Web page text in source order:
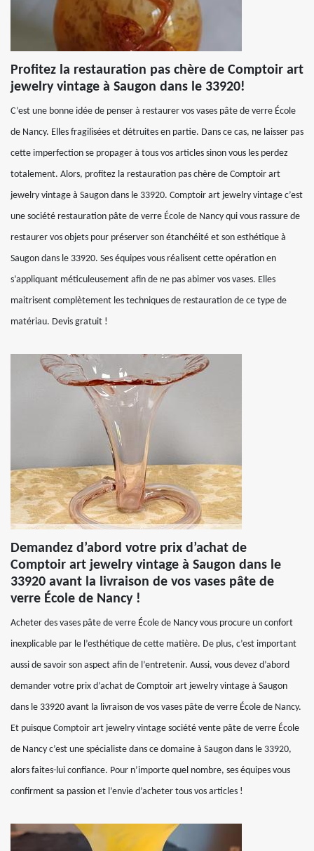
Profitez la restauration pas chère de Comptoir art
jewelry vintage à Saugon dans le 33920!
C’est une bonne idée de penser à restaurer vos vases pâte de verre École
de Nancy. Elles fragilisées et détruites en partie. Dans ce cas, ne laisser pas
cette imperfection se propager à tous vos articles sinon vous les perdez
totalement. Alors, profitez la restauration pas chère de Comptoir art
jewelry vintage à Saugon dans le 33920. Comptoir art jewelry vintage c’est
une société restauration pâte de verre École de Nancy qui vous rassure de
restaurer vos objets pour préserver son étanchéité et son esthétique à
Saugon dans le 33920. Ses équipes vous réalisent cette opération en
s’appliquant méticuleusement afin de ne pas abimer vos vases. Elles
maitrisent complètement les techniques de restauration de ce type de
matériau. Devis gratuit !
Demandez d’abord votre prix d’achat de
Comptoir art jewelry vintage à Saugon dans le
33920 avant la livraison de vos vases pâte de
verre École de Nancy !
Acheter des vases pâte de verre École de Nancy vous procure un confort
inexplicable par le l’esthétique de cette matière. De plus, c’est important
aussi de savoir son aspect afin de l’entretenir. Aussi, vous devez d’abord
demander votre prix d’achat de Comptoir art jewelry vintage à Saugon
dans le 33920 avant la livraison de vos vases pâte de verre École de Nancy.
Et puisque Comptoir art jewelry vintage société vente pâte de verre École
de Nancy c’est une spécialiste dans ce domaine à Saugon dans le 33920,
alors faites-lui confiance. Pour n’importe quel nombre, ses équipes vous
confirment sa passion et l’envie d’acheter tous vos articles !